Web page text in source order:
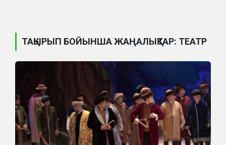
ТАҚЫРЫП БОЙЫНША ЖАҢАЛЫҚТАР: ТЕАТР